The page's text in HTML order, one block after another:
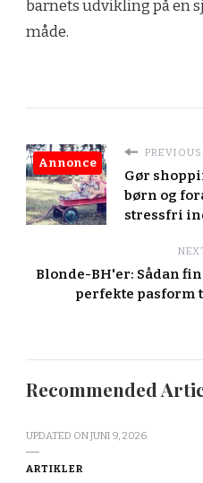
barnets udvikling på en
måde.
Gør
børn og
stressfri
Annonce
Blonde-BH'er: Sådan
perfekte pasform
Recommended
UPDATED ONJUNI 9, 2026
ARTIKLER